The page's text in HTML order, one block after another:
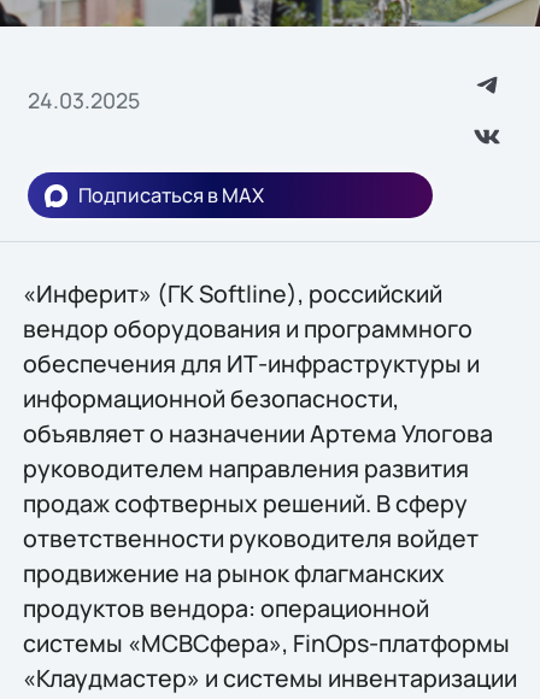
24.03.2025
Подписаться в MAX
«Инферит» (ГК Softline), российский
вендор оборудования и программного
обеспечения для ИТ-инфраструктуры и
информационной безопасности,
объявляет о назначении Артема Улогова
руководителем направления развития
продаж софтверных решений. В сферу
ответственности руководителя войдет
продвижение на рынок флагманских
продуктов вендора: операционной
системы «МСВСфера», FinOps-платформы
«Клаудмастер» и системы инвентаризации